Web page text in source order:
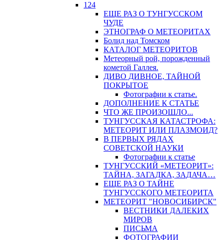
124
ЕЩЕ РАЗ О ТУНГУССКОМ
ЧУДЕ
ЭТНОГРАФ О МЕТЕОРИТАХ
Болид над Томском
КАТАЛОГ МЕТЕОРИТОВ
Метеорный рой, порожденный
кометой Галлея.
ДИВО ДИВНОЕ, ТАЙНОЙ
ПОКРЫТОЕ
Фотографии к статье.
ДОПОЛНЕНИЕ К СТАТЬЕ
ЧТО ЖЕ ПРОИЗОШЛО...
ТУНГУССКАЯ КАТАСТРОФА:
МЕТЕОРИТ ИЛИ ПЛАЗМОИД?
В ПЕРВЫХ РЯДАХ
СОВЕТСКОЙ НАУКИ
Фотографии к статье
ТУНГУССКИЙ «МЕТЕОРИТ»:
ТАЙНА, ЗАГАДКА, ЗАДАЧА…
ЕЩЕ РАЗ О ТАЙНЕ
ТУНГУССКОГО МЕТЕОРИТА
МЕТЕОРИТ "НОВОСИБИРСК"
ВЕСТНИКИ ДАЛЕКИХ
МИРОВ
ПИСЬМА
ФОТОГРАФИИ